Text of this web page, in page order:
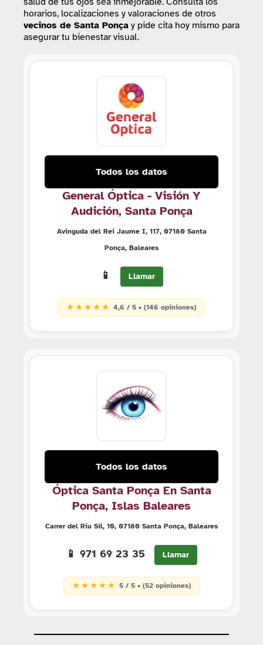
horarios, localizaciones y valoraciones de otros
vecinos de Santa Ponça y pide cita hoy mismo para
asegurar tu bienestar visual.
Todos los datos
General Óptica - Visión Y
Audición, Santa Ponça
Avinguda del Rei Jaume I, 117, 07180 Santa
Ponça, Baleares
📱 Llamar
★ ★ ★ ★ ★ 4,6 / 5 • (146 opiniones)
Todos los datos
Óptica Santa Ponça En Santa
Ponça, Islas Baleares
Carrer del Riu Síl, 10, 07180 Santa Ponça, Baleares
📱 971 69 23 35 Llamar
★ ★ ★ ★ ★ 5 / 5 • (52 opiniones)